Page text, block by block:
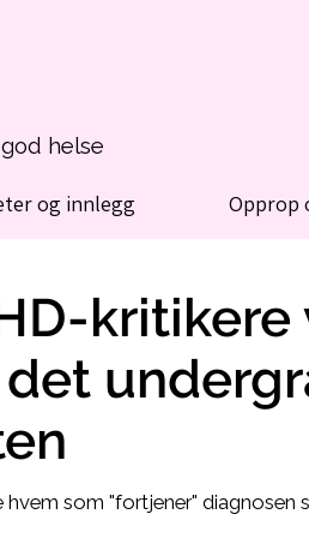
helse
og innlegg Opprop
som "fortjener" diagnosen